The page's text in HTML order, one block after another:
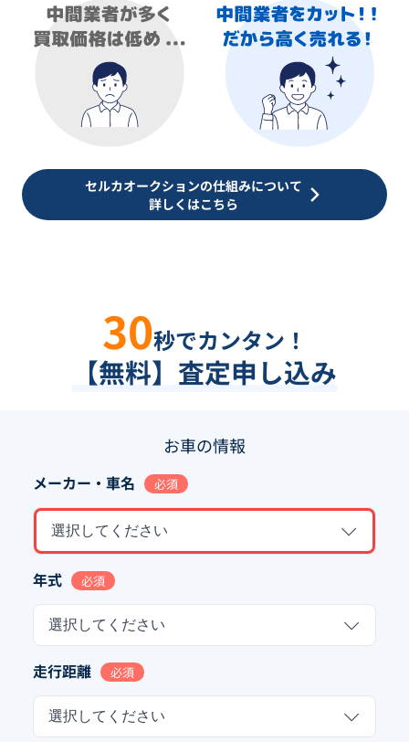
セルカオークションの仕組みについて
詳しくはこちら
30秒でカンタン！
【無料】査定申し込み
お車の情報
メーカー・車名 必須
選択してください
年式 必須
選択してください
走行距離 必須
選択してください